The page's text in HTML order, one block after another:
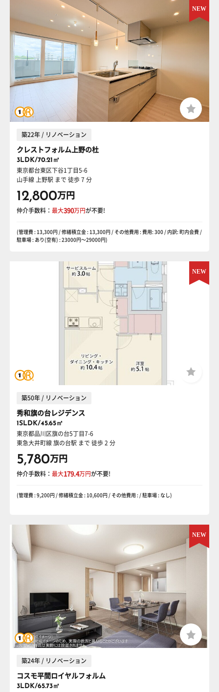
築22年 / リノベーション
クレストフォルム上野の杜
3LDK/70.21㎡
東京都台東区下谷1丁目5-6
山手線 上野駅 まで 徒歩 7 分
12,800万円
仲介手数料： 最大390万円が不要!
(管理費 : 13,300円 / 修繕積立金 : 13,300円 / その他費用 : 費用: 300 / 内訳: 町内会費 /
駐車場 : あり(空有) : 23000円〜29000円)
築50年 / リノベーション
秀和旗の台レジデンス
1SLDK/45.65㎡
東京都品川区旗の台5丁目7-6
東急大井町線 旗の台駅 まで 徒歩 2 分
5,780万円
仲介手数料： 最大179.4万円が不要!
(管理費 : 9,200円 / 修繕積立金 : 10,600円 / その他費用 : / 駐車場 : なし)
築24年 / リノベーション
コスモ平間ロイヤルフォルム
3LDK/65.73㎡